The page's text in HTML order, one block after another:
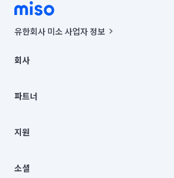
유한회사 미소 사업자 정보
00019 |
주소 | 본사: 서울특별시 종로구 율곡로 6(중학동
컨택센터 : 서울특별시 종로구 수송동 율곡로 24,
상품, 상품정보, 거래에 관한 의무와 책임은 거래
언론 보도 관련 문의:
© 유한회사 미소. Miso, Inc. All Rights
회사
채용
파트너
이사
지원
이용약관
소셜